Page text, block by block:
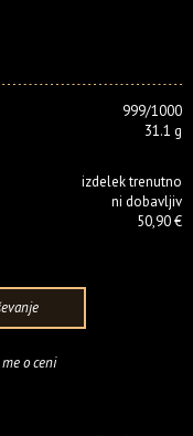
999/1000
31.1 g
izdelek trenutno
ni dobavljiv
50,90 €
o ceni